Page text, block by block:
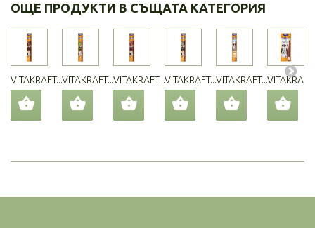
ОЩЕ ПРОДУКТИ В СЪЩАТА КАТЕГОРИЯ
VITAKRAFT...VITAKRAFT...VITAKRAFT...VITAKRAFT...VITAKRAFT...